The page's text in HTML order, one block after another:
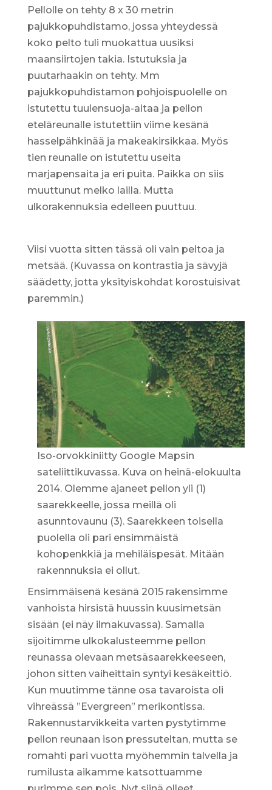
Pellolle on tehty 8 x 30 metrin
pajukkopuhdistamo, jossa yhteydessä
koko pelto tuli muokattua uusiksi
maansiirtojen takia. Istutuksia ja
puutarhaakin on tehty. Mm
pajukkopuhdistamon pohjoispuolelle on
istutettu tuulensuoja-aitaa ja pellon
eteläreunalle istutettiin viime kesänä
hasselpähkinää ja makeakirsikkaa. Myös
tien reunalle on istutettu useita
marjapensaita ja eri puita. Paikka on siis
muuttunut melko lailla. Mutta
ulkorakennuksia edelleen puuttuu.
Viisi vuotta sitten tässä oli vain peltoa ja
metsää. (Kuvassa on kontrastia ja sävyjä
säädetty, jotta yksityiskohdat korostuisivat
paremmin.)
Iso-orvokkiniitty Google Mapsin
sateliittikuvassa. Kuva on heinä-elokuulta
2014. Olemme ajaneet pellon yli (1)
saarekkeelle, jossa meillä oli
asunntovaunu (3). Saarekkeen toisella
puolella oli pari ensimmäistä
kohopenkkiä ja mehiläispesät. Mitään
rakennnuksia ei ollut.
Ensimmäisenä kesänä 2015 rakensimme
vanhoista hirsistä huussin kuusimetsän
sisään (ei näy ilmakuvassa). Samalla
sijoitimme ulkokalusteemme pellon
reunassa olevaan metsäsaarekkeeseen,
johon sitten vaiheittain syntyi kesäkeittiö.
Kun muutimme tänne osa tavaroista oli
vihreässä ”Evergreen” merikontissa.
Rakennustarvikkeita varten pystytimme
pellon reunaan ison pressuteltan, mutta se
romahti pari vuotta myöhemmin talvella ja
rumilusta aikamme katsottuamme